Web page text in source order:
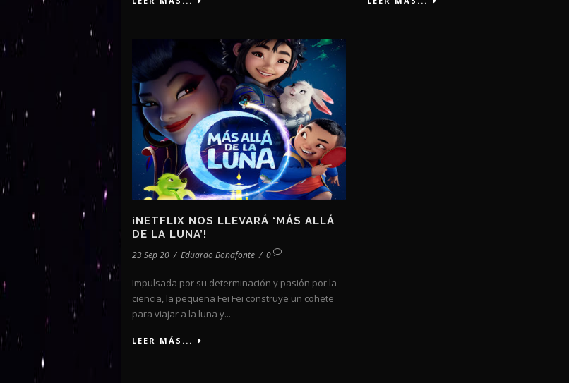
¡NETFLIX NOS LLEVARÁ ‘MÁS ALLÁ
DE LA LUNA’!
23 Sep 20 / Eduardo Bonafonte / 0
Impulsada por su determinación y pasión por la
ciencia, la pequeña Fei Fei construye un cohete
para viajar a la luna y...
LEER MÁS...